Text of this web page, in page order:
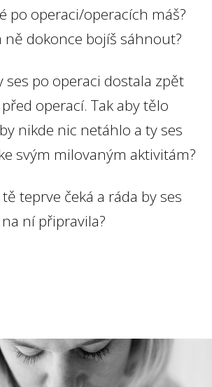
po operaci/operacích máš?
ně dokonce bojíš sáhnout?
ses po operaci dostala zpět
operací. Tak aby tělo
nikde nic netáhlo a ty ses
svým milovaným aktivitám?
teprve čeká a ráda by ses
na ní připravila?